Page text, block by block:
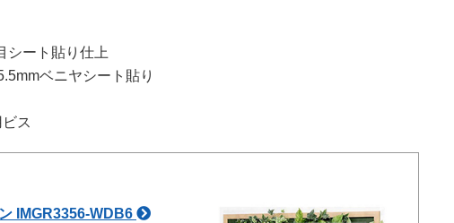
シート貼り仕上
ベニヤシート貼り
ス
IMGR3356-WDB6